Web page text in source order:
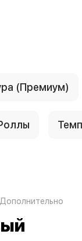
(Премиум)
Дополнительно